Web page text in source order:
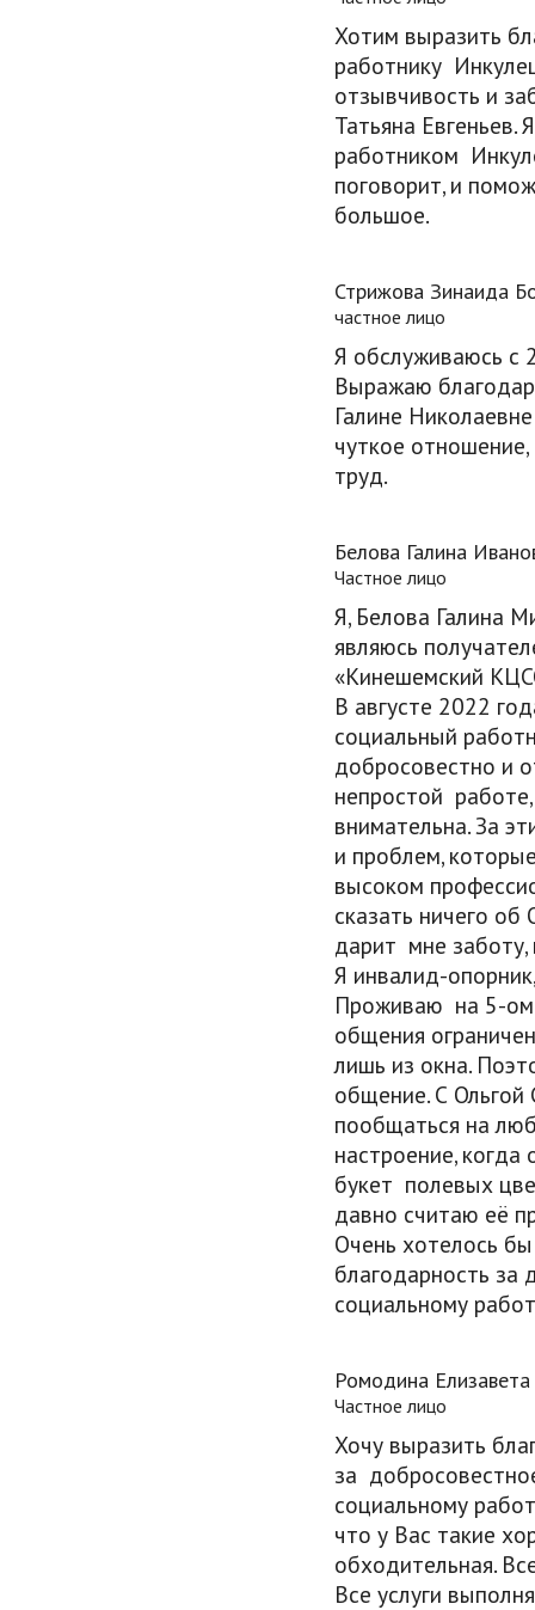
Хотим выразить
работнику
отзывчивость и
Татьяна
работником
поговорит, и
большое.
Стрижова Зинаида
частное лицо
Я обслуживаюсь с
Выражаю
Галине
чуткое
труд.
Белова Галина
Частное лицо
Я, Белова Галина
являюсь
«Кинешемский
В августе 2022
социальный
добросовестно и
непростой
внимательна. За
и проблем,
высоком
сказать ничего об
дарит мне заботу,
Я инвалид-
Проживаю на 5-ом
общения
лишь из окна.
общение. С Ольгой
пообщаться на
настроение,
букет полевых
давно считаю её
Очень хотелось
благодарность за
социальному
Ромодина
Частное лицо
Хочу выразить
за
социальному
что у Вас такие
обходительная.
Все услуги